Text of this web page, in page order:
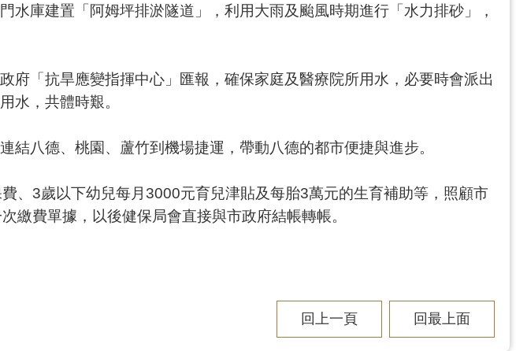
庫建置「阿姆坪排淤隧道」，利用大雨及颱風時期進行「水力排砂」，
「抗旱應變指揮中心」匯報，確保家庭及醫療院所用水，必要時會派出
水，共體時艱。
八德、桃園、蘆竹到機場捷運，帶動八德的都市便捷與進步。
、3歲以下幼兒每月3000元育兒津貼及每胎3萬元的生育補助等，照顧市
繳費單據，以後健保局會直接與市政府結帳轉帳。
回上一頁 回最上面